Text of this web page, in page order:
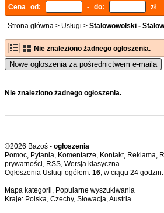
Cena od:
- do: zł
Strona główna > Usługi > Stalowowolski -
Nie znaleziono żadnego ogłoszenia.
Nowe ogłoszenia za pośrednictwem e-maila
Nie znaleziono żadnego ogłoszenia.
©2026 Bazoš - ogłoszenia
Pomoc, Pytania, Komentarze, Kontakt, Reklama,
prywatności, RSS,
Ogłoszenia Usługi ogółem: 16, w ciągu 24 godzin:
Mapa kategorii, Popularne wyszukiwania
Kraje: Polska, Czechy, Słowacja,Austria